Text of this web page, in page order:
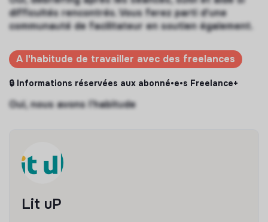
difficultés rencontrés. Vous ferez parti d'une
communauté de facilitateur en soutien également.
A l'habitude de travailler avec des freelances
🔒 Informations réservées aux abonné•e•s Freelance+
Oui, nous avons l’habitude
Lit uP